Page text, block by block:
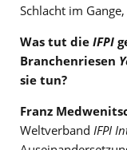
Schlacht im
Was tut die IFPI
Branchenriesen
sie tun?
Franz
Weltverband IFPI